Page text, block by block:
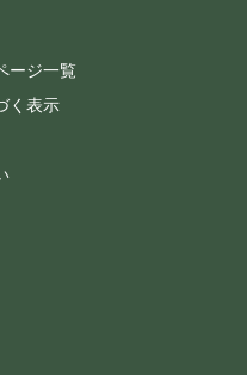
ージ一覧
く表示